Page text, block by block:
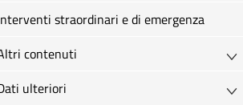
Interventi straordinari e di emergenza
Altri contenuti
Dati ulteriori